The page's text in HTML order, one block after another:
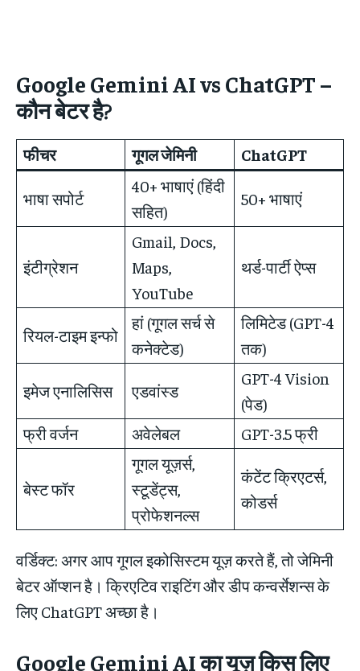
Google Gemini AIvs ChatGPT –
कौन बेटर है?
फीचर गूगल जेमिनी ChatGPT
भाषा सपोर्ट
40+ भाषाएं (हिंदी
सहित)
50+ भाषाएं
इंटीग्रेशन
Gmail, Docs,
Maps,
YouTube
थर्ड-पार्टी ऐप्स
रियल-टाइम इन्फो
हां (गूगल सर्च से
कनेक्टेड)
लिमिटेड (GPT-4
तक)
इमेज एनालिसिस एडवांस्ड
GPT-4 Vision
(पेड)
फ्री वर्जन
अवेलेबल GPT-3.5 फ्री
बेस्ट फॉर
गूगल यूज़र्स,
स्टूडेंट्स,
प्रोफेशनल्स
कंटेंट क्रिएटर्स,
कोडर्स
वर्डिक्ट: अगर आप गूगल इकोसिस्टम यूज़ करते हैं, तो जेमिनी
बेटर ऑप्शन है। क्रिएटिव राइटिंग और डीप कन्वर्सेशन्स के
लिए ChatGPT अच्छा है।
Google Gemini AIका यूज़ किस लिए